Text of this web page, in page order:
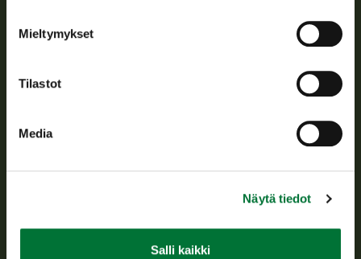
Mieltymykset
Tilastot
Media
Näytä tiedot
Salli kaikki
hallintotehtävistä.